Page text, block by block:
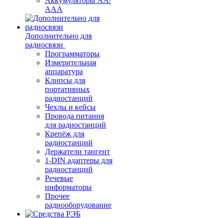
ААА
Дополнительно для
радиосвязи
Программаторы
Измерительная
аппаратура
Клипсы для
портативных
радиостанций
Чехлы и кейсы
Провода питания
для радиостанций
Крепёж для
радиостанций
Держатели тангент
1-DIN адаптеры для
радиостанций
Речевые
информаторы
Прочее
радиооборудование